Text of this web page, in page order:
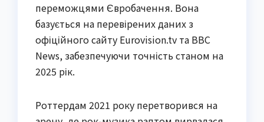
переможцями Євробачення. Вона
базується на перевірених даних з
офіційного сайту Eurovision.tv та BBC
News, забезпечуючи точність станом на
2025 рік.
Роттердам 2021 року перетворився на